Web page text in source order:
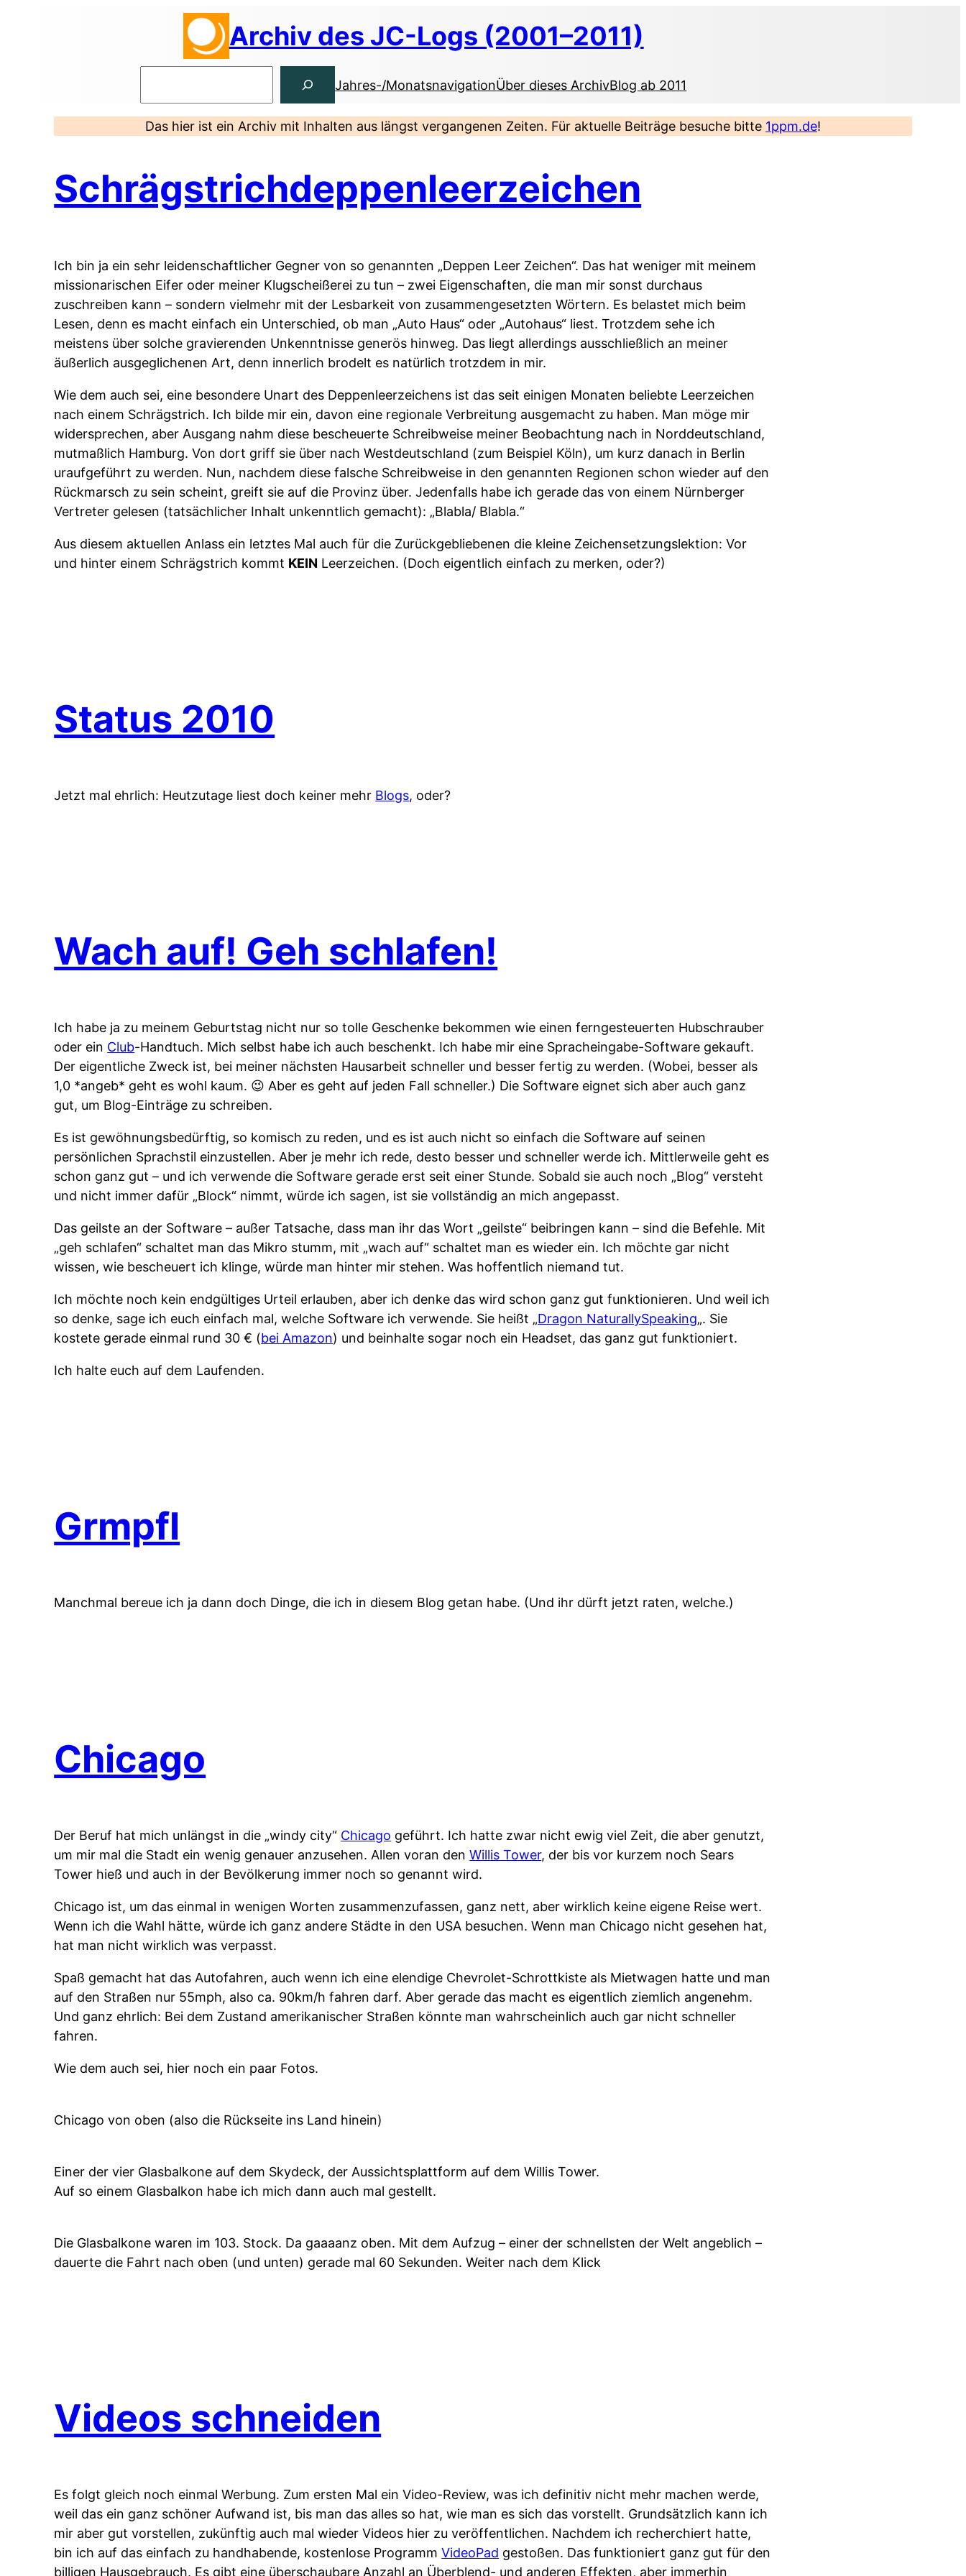
Archiv des JC-Logs (2001–2011)
Jahres-/MonatsnavigationÜber dieses ArchivBlog ab 2011
Das hier ist ein Archiv mit Inhalten aus längst vergangenen Zeiten. Für aktuelle Beiträge besuche bitte 1ppm.de!
Schrägstrichdeppenleerzeichen
Ich bin ja ein sehr leidenschaftlicher Gegner von so genannten „Deppen Leer Zeichen“. Das hat weniger mit meinem
missionarischen Eifer oder meiner Klugscheißerei zu tun – zwei Eigenschaften, die man mir sonst durchaus
zuschreiben kann – sondern vielmehr mit der Lesbarkeit von zusammengesetzten Wörtern. Es belastet mich beim
Lesen, denn es macht einfach ein Unterschied, ob man „Auto Haus“ oder „Autohaus“ liest. Trotzdem sehe ich
meistens über solche gravierenden Unkenntnisse generös hinweg. Das liegt allerdings ausschließlich an meiner
äußerlich ausgeglichenen Art, denn innerlich brodelt es natürlich trotzdem in mir.
Wie dem auch sei, eine besondere Unart des Deppenleerzeichens ist das seit einigen Monaten beliebte Leerzeichen
nach einem Schrägstrich. Ich bilde mir ein, davon eine regionale Verbreitung ausgemacht zu haben. Man möge mir
widersprechen, aber Ausgang nahm diese bescheuerte Schreibweise meiner Beobachtung nach in Norddeutschland,
mutmaßlich Hamburg. Von dort griff sie über nach Westdeutschland (zum Beispiel Köln), um kurz danach in Berlin
uraufgeführt zu werden. Nun, nachdem diese falsche Schreibweise in den genannten Regionen schon wieder auf den
Rückmarsch zu sein scheint, greift sie auf die Provinz über. Jedenfalls habe ich gerade das von einem Nürnberger
Vertreter gelesen (tatsächlicher Inhalt unkenntlich gemacht): „Blabla/ Blabla.“
Aus diesem aktuellen Anlass ein letztes Mal auch für die Zurückgebliebenen die kleine Zeichensetzungslektion: Vor
und hinter einem Schrägstrich kommt KEIN Leerzeichen. (Doch eigentlich einfach zu merken, oder?)
Status 2010
Jetzt mal ehrlich: Heutzutage liest doch keiner mehr Blogs, oder?
Wach auf! Geh schlafen!
Ich habe ja zu meinem Geburtstag nicht nur so tolle Geschenke bekommen wie einen ferngesteuerten Hubschrauber
oder ein Club-Handtuch. Mich selbst habe ich auch beschenkt. Ich habe mir eine Spracheingabe-Software gekauft.
Der eigentliche Zweck ist, bei meiner nächsten Hausarbeit schneller und besser fertig zu werden. (Wobei, besser als
1,0 *angeb* geht es wohl kaum. 😉 Aber es geht auf jeden Fall schneller.) Die Software eignet sich aber auch ganz
gut, um Blog-Einträge zu schreiben.
Es ist gewöhnungsbedürftig, so komisch zu reden, und es ist auch nicht so einfach die Software auf seinen
persönlichen Sprachstil einzustellen. Aber je mehr ich rede, desto besser und schneller werde ich. Mittlerweile geht es
schon ganz gut – und ich verwende die Software gerade erst seit einer Stunde. Sobald sie auch noch „Blog“ versteht
und nicht immer dafür „Block“ nimmt, würde ich sagen, ist sie vollständig an mich angepasst.
Das geilste an der Software – außer Tatsache, dass man ihr das Wort „geilste“ beibringen kann – sind die Befehle. Mit
„geh schlafen“ schaltet man das Mikro stumm, mit „wach auf“ schaltet man es wieder ein. Ich möchte gar nicht
wissen, wie bescheuert ich klinge, würde man hinter mir stehen. Was hoffentlich niemand tut.
Ich möchte noch kein endgültiges Urteil erlauben, aber ich denke das wird schon ganz gut funktionieren. Und weil ich
so denke, sage ich euch einfach mal, welche Software ich verwende. Sie heißt „Dragon NaturallySpeaking„. Sie
kostete gerade einmal rund 30 € (bei Amazon) und beinhalte sogar noch ein Headset, das ganz gut funktioniert.
Ich halte euch auf dem Laufenden.
Grmpfl
Manchmal bereue ich ja dann doch Dinge, die ich in diesem Blog getan habe. (Und ihr dürft jetzt raten, welche.)
Chicago
Der Beruf hat mich unlängst in die „windy city“ Chicago geführt. Ich hatte zwar nicht ewig viel Zeit, die aber genutzt,
um mir mal die Stadt ein wenig genauer anzusehen. Allen voran denWillis Tower, der bis vor kurzem noch Sears
Tower hieß und auch in der Bevölkerung immer noch so genannt wird.
Chicago ist, um das einmal in wenigen Worten zusammenzufassen, ganz nett, aber wirklich keine eigene Reise wert.
Wenn ich die Wahl hätte, würde ich ganz andere Städte in den USA besuchen. Wenn man Chicago nicht gesehen hat,
hat man nicht wirklich was verpasst.
Spaß gemacht hat das Autofahren, auch wenn ich eine elendige Chevrolet-Schrottkiste als Mietwagen hatte und man
auf den Straßen nur 55mph, also ca. 90km/h fahren darf. Aber gerade das macht es eigentlich ziemlich angenehm.
Und ganz ehrlich: Bei dem Zustand amerikanischer Straßen könnte man wahrscheinlich auch gar nicht schneller
fahren.
Wie dem auch sei, hier noch ein paar Fotos.
Chicago von oben (also die Rückseite ins Land hinein)
Einer der vier Glasbalkone auf dem Skydeck, der Aussichtsplattform auf dem Willis Tower.
Auf so einem Glasbalkon habe ich mich dann auch mal gestellt.
Die Glasbalkone waren im 103. Stock. Da gaaaanz oben. Mit dem Aufzug – einer der schnellsten der Welt angeblich –
dauerte die Fahrt nach oben (und unten) gerade mal 60 Sekunden. Weiter nach dem Klick
Videos schneiden
Es folgt gleich noch einmal Werbung. Zum ersten Mal ein Video-Review, was ich definitiv nicht mehr machen werde,
weil das ein ganz schöner Aufwand ist, bis man das alles so hat, wie man es sich das vorstellt. Grundsätzlich kann ich
mir aber gut vorstellen, zukünftig auch mal wieder Videos hier zu veröffentlichen. Nachdem ich recherchiert hatte,
bin ich auf das einfach zu handhabende, kostenlose ProgrammVideoPad gestoßen. Das funktioniert ganz gut für den
billigen Hausgebrauch. Es gibt eine überschaubare Anzahl an Überblend- und anderen Effekten, aber immerhin